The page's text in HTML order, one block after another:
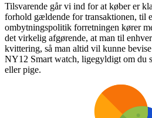
Tilsvarende går vi ind for at køber er
forhold gældende for transaktionen, til
ombytningspolitik forretningen kører
det virkelig afgørende, at man til
kvittering, så man altid vil kunne
NY12 Smart watch, ligegyldigt om du
eller pige.